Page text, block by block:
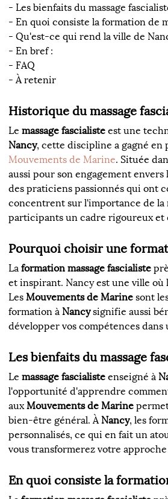
- Les bienfaits du massage
- En quoi consiste la formation de
- Qu'est-ce qui rend la ville de
- En bref :
- FAQ
- À retenir
Historique du massage
Le massage fascialiste est une
Nancy, cette discipline a gagné en
Mouvements de Marine. Située
aussi pour son engagement
des praticiens passionnés qui ont
concentrent sur l'importance de la
participants un cadre rigoureux et
Pourquoi choisir une
La formation massage fascialiste
et inspirant. Nancy est une ville
Les Mouvements de Marine sont
formation à Nancy signifie aussi
développer vos compétences
Les bienfaits du massage
Le massage fascialiste enseigné à
l'opportunité d'apprendre
aux Mouvements de Marine
bien-être général. À Nancy, les
personnalisés, ce qui en fait un
vous transformerez votre
En quoi consiste la